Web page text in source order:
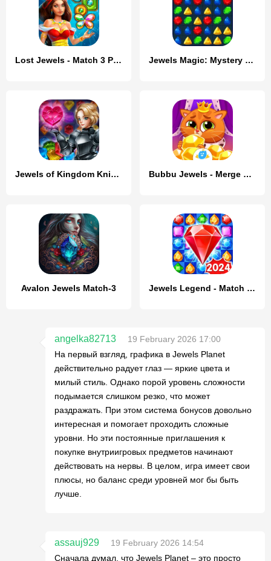
Lost Jewels - Match 3 Puzzle Jewels Magic: Mystery Match3
Jewels of Kingdom Knights Bubbu Jewels - Merge Puzzle
Avalon Jewels Match-3 Jewels Legend - Match 3 Puzzle
angelka82713
19 February 2026 17:00
На первый взгляд, графика в Jewels Planet
действительно радует глаз — яркие цвета и
милый стиль. Однако порой уровень сложности
подымается слишком резко, что может
раздражать. При этом система бонусов довольно
интересная и помогает проходить сложные
уровни. Но эти постоянные приглашения к
покупке внутриигровых предметов начинают
действовать на нервы. В целом, игра имеет свои
плюсы, но баланс среди уровней мог бы быть
лучше.
assauj929
19 February 2026 14:54
Сначала думал, что Jewels Planet – это просто